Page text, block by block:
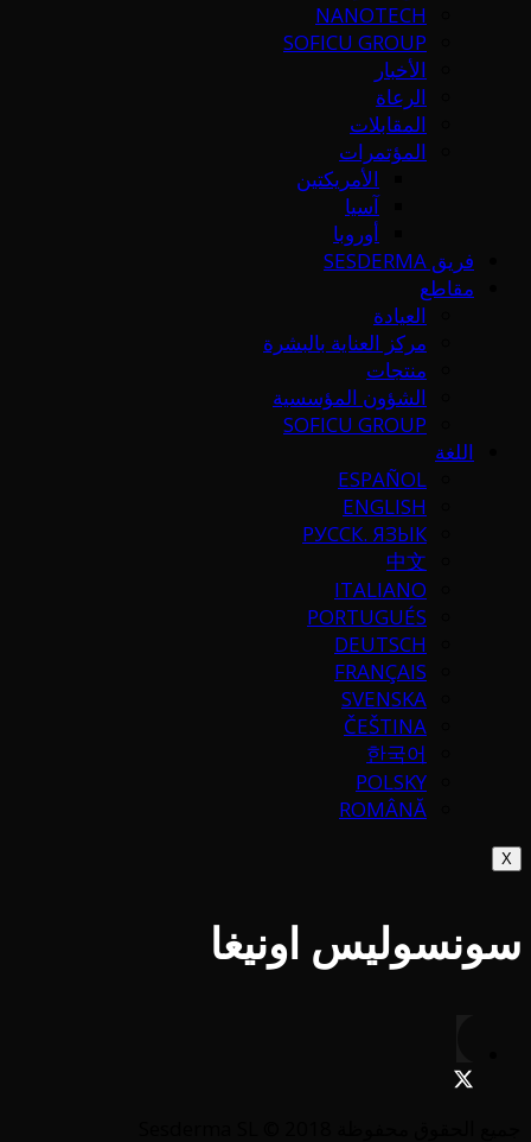
NANOTECH
SOFICU GROUP
الأخبار
الرعاة
المقابلات
المؤتمرات
الأمريكتين
آسيا
أوروبا
فريق SESDERMA
مقاطع
العيادة
مركز العناية بالبشرة
منتجات
الشؤون المؤسسية
SOFICU GROUP
اللغة
ESPAÑOL
ENGLISH
РУССК. ЯЗЫК
中文
ITALIANO
PORTUGUÉS
DEUTSCH
FRANÇAIS
SVENSKA
ČEŠTINA
한국어
POLSKY
ROMÂNĂ
X
سونسوليس اونيغا